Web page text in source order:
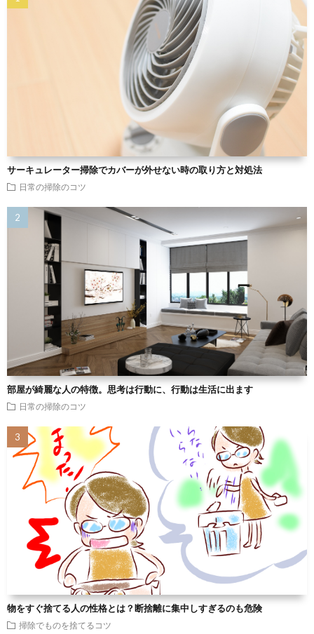
サーキュレーター掃除でカバーが外せない時の取り方と対処法
日常の掃除のコツ
部屋が綺麗な人の特徴。思考は行動に、行動は生活に出ます
日常の掃除のコツ
物をすぐ捨てる人の性格とは？断捨離に集中しすぎるのも危険
掃除でものを捨てるコツ